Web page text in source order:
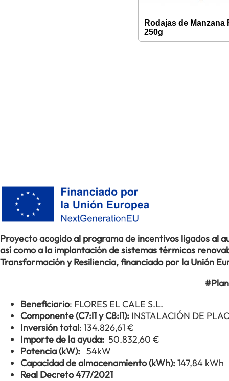
Rodajas de Manzana
250g
Proyecto acogido al programa de incentivos ligados al
así como a la implantación de sistemas térmicos
Transformación y Resiliencia, financiado por la Unión
Beneficiario: FLORES EL CALE S.L.
Componente (C7:l1 y C8:l1): INSTALACIÓN DE
Inversión total: 134.826,61 €
Importe de la ayuda: 50.832,60 €
Potencia (kW): 54kW
Capacidad de almacenamiento (kWh):147,84 kWh
Real Decreto 477/2021